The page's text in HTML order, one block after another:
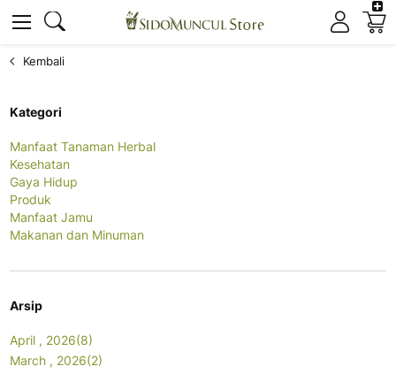
Kembali
Kategori
Manfaat Tanaman Herbal
Kesehatan
Gaya Hidup
Produk
Manfaat Jamu
Makanan dan Minuman
Arsip
April , 2026(8)
March , 2026(2)